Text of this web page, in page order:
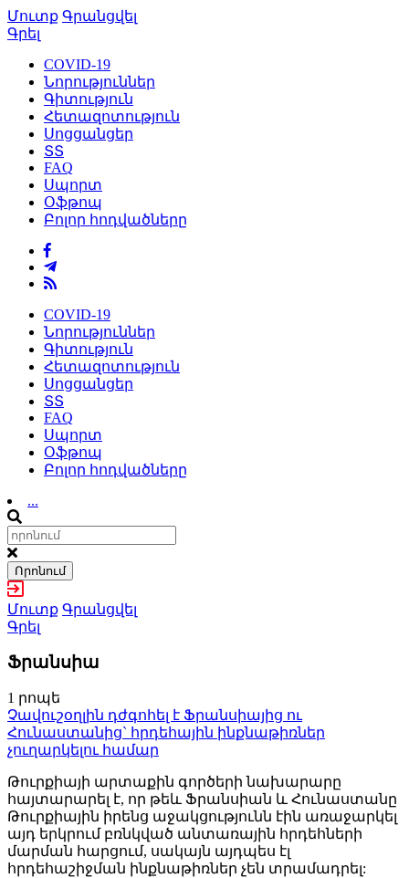
Մուտք Գրանցվել
Գրել
COVID-19
Նորություններ
Գիտություն
Հետազոտություն
Սոցցանցեր
ՏՏ
FAQ
Սպորտ
Օֆթոպ
Բոլոր հոդվածները
COVID-19
Նորություններ
Գիտություն
Հետազոտություն
Սոցցանցեր
ՏՏ
FAQ
Սպորտ
Օֆթոպ
Բոլոր հոդվածները
...
Որոնում
Մուտք Գրանցվել
Գրել
Ֆրանսիա
1 րոպե
Չավուշօղլին դժգոհել է Ֆրանսիայից ու
Հունաստանից` հրդեհային ինքնաթիռներ
չուղարկելու համար
Թուրքիայի արտաքին գործերի նախարարը
հայտարարել է, որ թեև Ֆրանսիան և Հունաստանը
Թուրքիային իրենց աջակցությունն էին առաջարկել
այդ երկրում բռնկված անտառային հրդեհների
մարման հարցում, սակայն այդպես էլ
հրդեհաշիջման ինքնաթիռներ չեն տրամադրել: